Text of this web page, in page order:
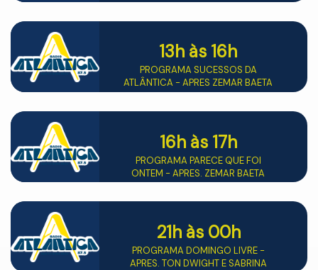
13h às 16h
PROGRAMA SUCESSOS DA
ATLÂNTICA - APRES ZEMAR BAETA
16hàs 17h
PROGRAMA PARECE QUE FOI
ONTEM - APRES. ZEMAR BAETA
21hàs 00h
PROGRAMA DOMINGO LIVRE -
APRES. TON DWIGHT E SABRINA